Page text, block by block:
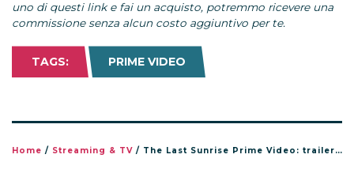
uno di questi link e fai un acquisto, potremmo ricevere una
commissione senza alcun costo aggiuntivo per te.
TAGS: PRIME VIDEO
Home / Streaming & TV / The Last Sunrise Prime Video: trailer, cast e uscita